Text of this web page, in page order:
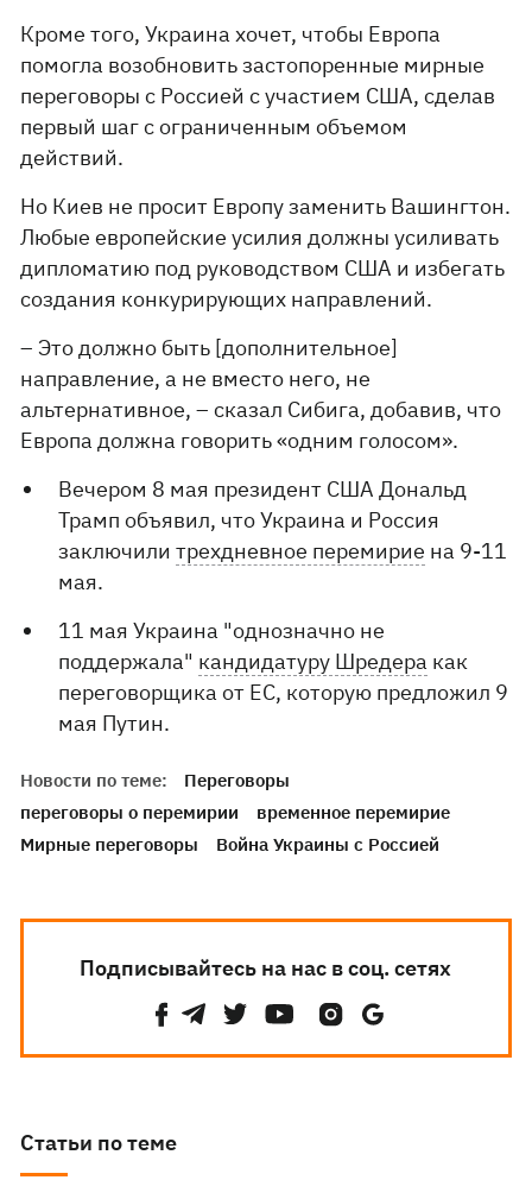
Кроме того, Украина хочет, чтобы Европа
помогла возобновить застопоренные мирные
переговоры с Россией с участием США, сделав
первый шаг с ограниченным объемом
действий.
Но Киев не просит Европу заменить Вашингтон.
Любые европейские усилия должны усиливать
дипломатию под руководством США и избегать
создания конкурирующих направлений.
– Это должно быть [дополнительное]
направление, а не вместо него, не
альтернативное, – сказал Сибига, добавив, что
Европа должна говорить «одним голосом».
Вечером 8 мая президент США Дональд
Трамп объявил, что Украина и Россия
заключилитрехдневное перемирие на 9-11
мая.
11 мая Украина "однозначно не
поддержала" кандидатуру Шредера как
переговорщика от ЕС, которую предложил 9
мая Путин.
Новости по теме:
Переговоры
переговоры о перемирии
временное перемирие
Мирные переговоры
Война Украины с Россией
Подписывайтесь на нас в соц. сетях
Статьи по теме